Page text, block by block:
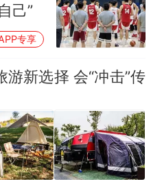
己”
专享
新选择 会“冲击”传